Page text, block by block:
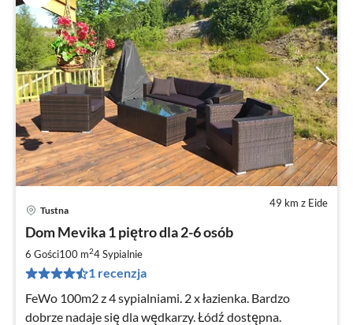
49 km z Eide
Tustna
Dom Mevika 1 piętro dla 2-6 osób
6 Gości100 m24Sypialnie
1 recenzja
FeWo 100m2 z 4 sypialniami. 2 x łazienka. Bardzo
dobrze nadaje się dla wędkarzy. Łódź dostępna.